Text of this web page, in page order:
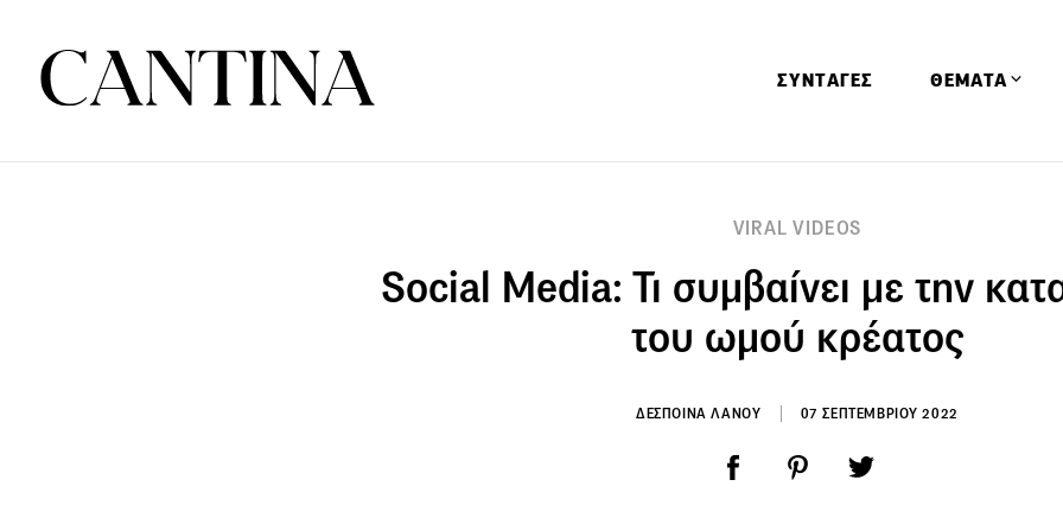
ΣΥΝΤΑΓΕΣ ΘΕΜΑΤΑ
Ειδήσεις
VIRAL VIDEOS
Social Media: Τι συμβαίνει με την
του ωμού κρέατος
ΔΕΣΠΟΙΝΑ ΛΑΝΟΥ 07 ΣΕΠΤΕΜΒΡΙΟΥ 2022